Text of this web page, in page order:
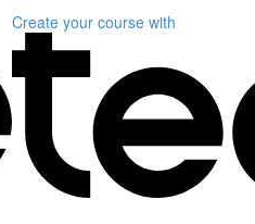
Create your course with